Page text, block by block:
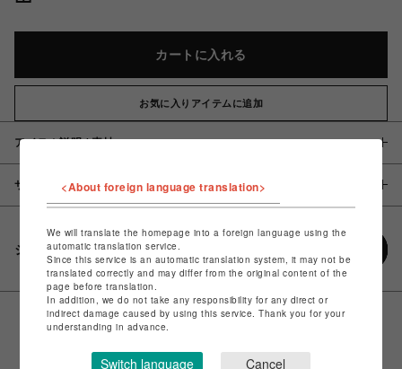
カートに入れる
お気に入りアイテムに追加
アイテム説明 / 素材
サイズ
シェアする
<About foreign language translation>
We will translate the homepage into a foreign language using the
automatic translation service.
Since this service is an automatic translation system, it may not be
translated correctly and may differ from the original content of the
page before translation.
In addition, we do not take any responsibility for any direct or
indirect damage caused by using this service. Thank you for your
understanding in advance.
Switch language Cancel